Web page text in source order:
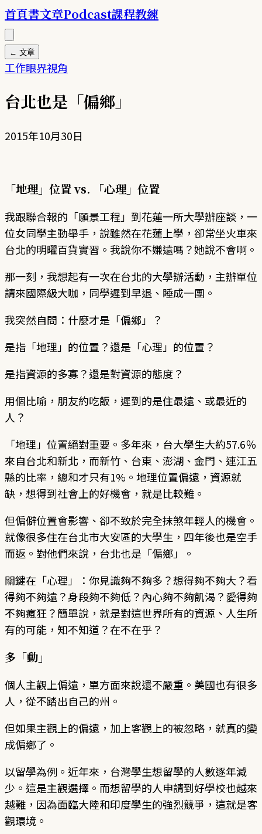
首頁書文章Podcast課程教練
← 文章
工作眼界視角
台北也是「偏鄉」
2015年10月30日
「地理」位置 vs. 「心理」位置
我跟聯合報的「願景工程」到花蓮一所大學辦座談，一
位女同學主動舉手，說雖然在花蓮上學，卻常坐火車來
台北的明曜百貨實習。我說你不嫌遠嗎？她說不會啊。
那一刻，我想起有一次在台北的大學辦活動，主辦單位
請來國際級大咖，同學遲到早退、睡成一團。
我突然自問：什麼才是「偏鄉」？
是指「地理」的位置？還是「心理」的位置？
是指資源的多寡？還是對資源的態度？
用個比喻，朋友約吃飯，遲到的是住最遠、或最近的
人？
「地理」位置絕對重要。多年來，台大學生大約57.6％
來自台北和新北，而新竹、台東、澎湖、金門、連江五
縣的比率，總和才只有1%。地理位置偏遠，資源就
缺，想得到社會上的好機會，就是比較難。
但偏僻位置會影響、卻不致於完全抹煞年輕人的機會。
就像很多住在台北市大安區的大學生，四年後也是空手
而返。對他們來說，台北也是「偏鄉」。
關鍵在「心理」：你見識夠不夠多？想得夠不夠大？看
得夠不夠遠？身段夠不夠低？內心夠不夠飢渴？愛得夠
不夠瘋狂？簡單說，就是對這世界所有的資源、人生所
有的可能，知不知道？在不在乎？
多「動」
個人主觀上偏遠，單方面來說還不嚴重。美國也有很多
人，從不踏出自己的州。
但如果主觀上的偏遠，加上客觀上的被忽略，就真的變
成偏鄉了。
以留學為例。近年來，台灣學生想留學的人數逐年減
少。這是主觀選擇。而想留學的人申請到好學校也越來
越難，因為面臨大陸和印度學生的強烈競爭，這就是客
觀環境。